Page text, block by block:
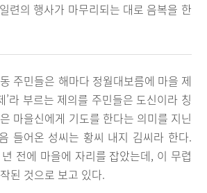
련의 행사가 마무리되는 대로 음복을 한
주민들은 해마다 정월대보름에 마을 제
’라 부르는 제의를 주민들은 도신이라 칭
마을신에게 기도를 한다는 의미를 지닌
들어온 성씨는 황씨 내지 김씨라 한다.
전에 마을에 자리를 잡았는데, 이 무렵
된 것으로 보고 있다.